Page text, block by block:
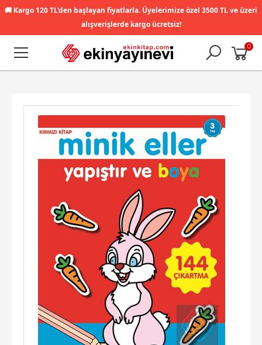
🚚 Kargo 120 TL'den başlayan fiyatlarla. Üyelerimize özel 3500 TL ve üzeri
alışverişlerde kargo ücretsiz!
0